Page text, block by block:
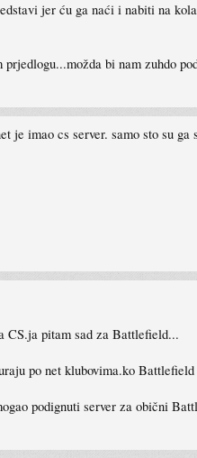
jer ću ga naći i nabiti na
prjedlogu...možda bi nam zuhdo
je imao cs server. samo sto su
CS.ja pitam sad za Battlefield...
po net klubovima.ko
podignuti server za obični